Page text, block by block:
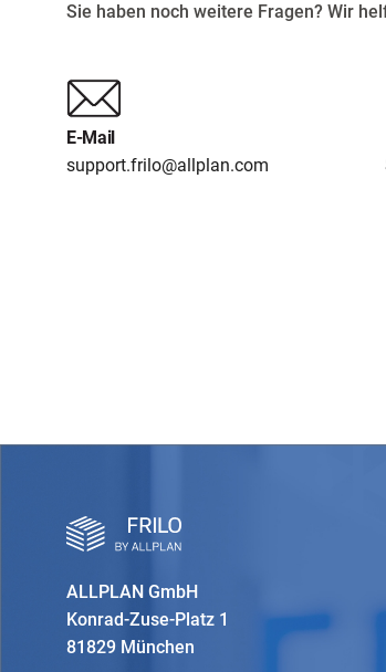
Sie haben noch weitere Fragen? Wir
E-Mail
support.frilo@allplan.com
ALLPLAN GmbH
Konrad-Zuse-Platz 1
81829 München